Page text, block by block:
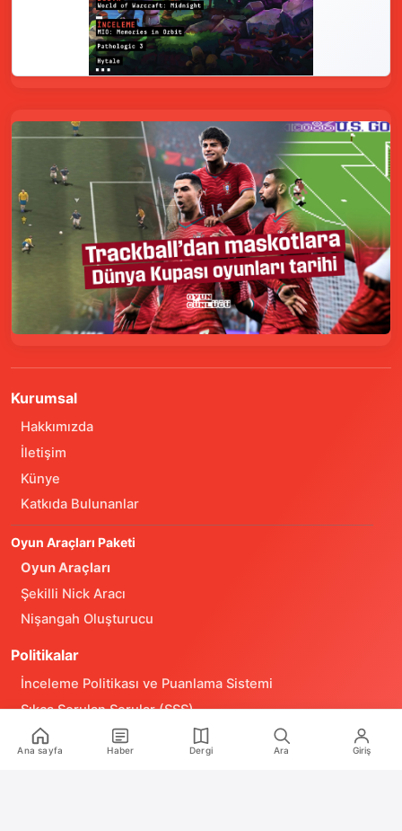
Kurumsal
Hakkımızda
İletişim
Künye
Katkıda Bulunanlar
Oyun Araçları Paketi
Oyun Araçları
Şekilli Nick Aracı
Nişangah Oluşturucu
Politikalar
İnceleme Politikası ve Puanlama Sistemi
Sıkça Sorulan Sorular (SSS)
Alıntı ve Yeniden Kullanım Politikası
Site Kullanım Koşulları (Yasal Uyarı)
Ana sayfa Haber Dergi Ara Giriş